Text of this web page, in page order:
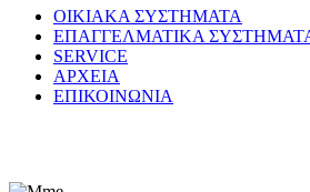
ΟΙΚΙΑΚΑ ΣΥΣΤΗΜΑΤΑ
ΕΠΑΓΓΕΛΜΑΤΙΚΑ
SERVICE
ΑΡΧΕΙΑ
ΕΠΙΚΟΙΝΩΝΙΑ